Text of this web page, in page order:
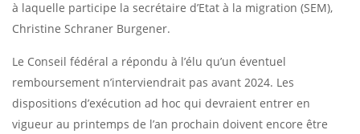
à laquelle participe la secrétaire d’Etat à la migration (SEM),
Christine Schraner Burgener.
Le Conseil fédéral a répondu à l’élu qu’un éventuel
remboursement n’interviendrait pas avant 2024. Les
dispositions d’exécution ad hoc qui devraient entrer en
vigueur au printemps de l’an prochain doivent encore être